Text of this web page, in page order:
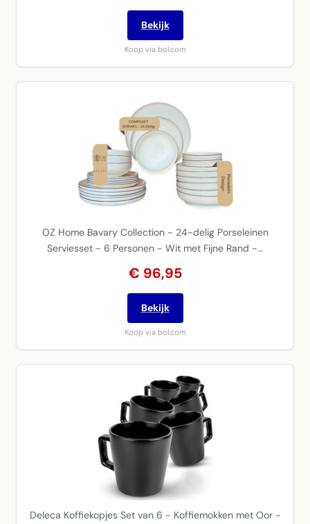
Bekijk
Koop via bol.com
OZ Home Bavary Collection - 24-delig Porseleinen
Serviesset - 6 Personen - Wit met Fijne Rand -…
€ 96,95
Bekijk
Koop via bol.com
Deleca Koffiekopjes Set van 6 - Koffiemokken met Oor -